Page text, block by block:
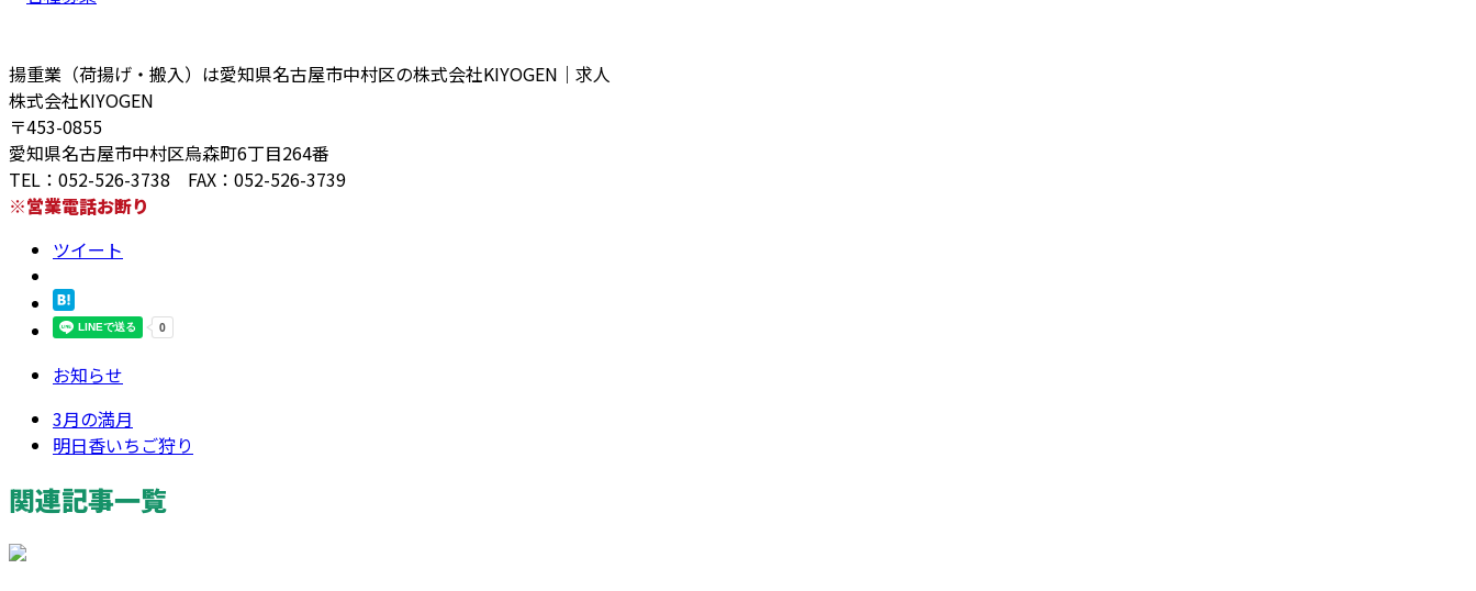
揚重業（荷揚げ・搬入）は愛知県名古屋市中村区の株式会社KIYOGEN｜求人
株式会社KIYOGEN
〒453-0855
愛知県名古屋市中村区烏森町6丁目264番
TEL：052-526-3738 FAX：052-526-3739
※営業電話お断り
ツイート
お知らせ
3月の満月
明日香いちご狩り
関連記事一覧